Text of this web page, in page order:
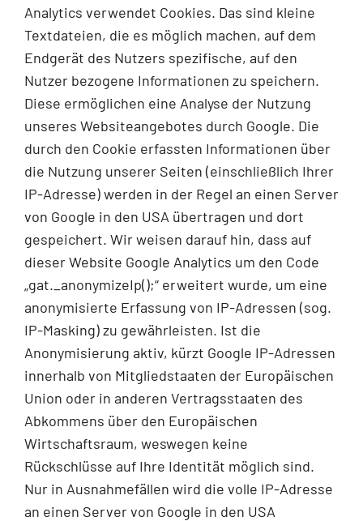
Analytics verwendet Cookies. Das sind kleine
Textdateien, die es möglich machen, auf dem
Endgerät des Nutzers spezifische, auf den
Nutzer bezogene Informationen zu speichern.
Diese ermöglichen eine Analyse der Nutzung
unseres Websiteangebotes durch Google. Die
durch den Cookie erfassten Informationen über
die Nutzung unserer Seiten (einschließlich Ihrer
IP-Adresse) werden in der Regel an einen Server
von Google in den USA übertragen und dort
gespeichert. Wir weisen darauf hin, dass auf
dieser Website Google Analytics um den Code
„gat._anonymizeIp();“ erweitert wurde, um eine
anonymisierte Erfassung von IP-Adressen (sog.
IP-Masking) zu gewährleisten. Ist die
Anonymisierung aktiv, kürzt Google IP-Adressen
innerhalb von Mitgliedstaaten der Europäischen
Union oder in anderen Vertragsstaaten des
Abkommens über den Europäischen
Wirtschaftsraum, weswegen keine
Rückschlüsse auf Ihre Identität möglich sind.
Nur in Ausnahmefällen wird die volle IP-Adresse
an einen Server von Google in den USA